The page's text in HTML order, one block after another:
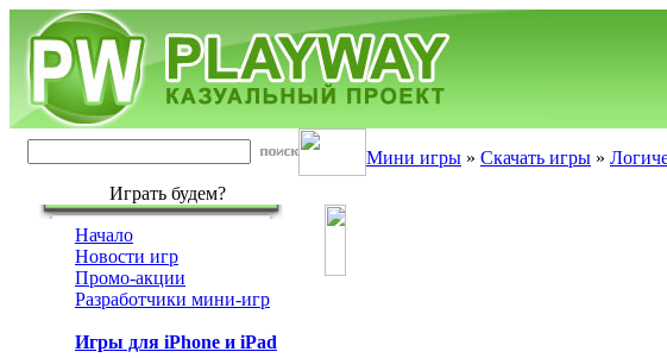
Мини игры » Скачать игры »
Играть будем?
Начало
Новости игр
Промо-акции
Разработчики мини-игр
Игры для iPhone и iPad